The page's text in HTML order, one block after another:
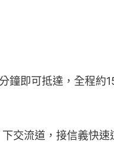
鐘即可抵達，全程約
交流道，接信義快